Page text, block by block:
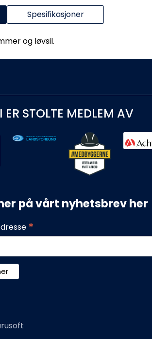
Spesifikasjoner
og løvsil.
ER STOLTE MEDLEM AV
på vårt nyhetsbrev her
*